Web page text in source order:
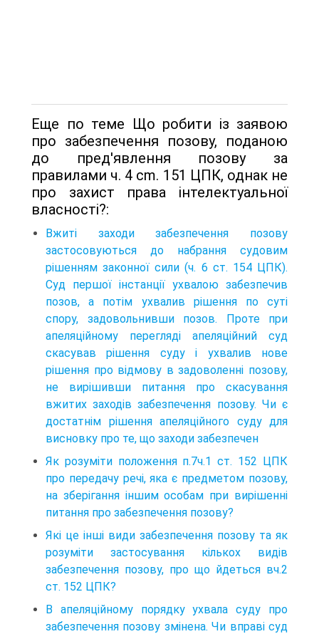
Еще по теме Що робити із заявою
про забезпечення позову, поданою
до пред'явлення позову за
правилами ч. 4 cm. 151 ЦПК, однак не
про захист права інтелектуальної
власності?:
Вжиті заходи забезпечення позову
застосовуються до набрання судовим
рішенням законної сили (ч. 6 ст. 154 ЦПК).
Суд першої інстанції ухвалою забезпечив
позов, а потім ухвалив рішення по суті
спору, задовольнивши позов. Проте при
апеляційному перегляді апеляційний суд
скасував рішення суду і ухвалив нове
рішення про відмову в задоволенні позову,
не вирішивши питання про скасування
вжитих заходів забезпечення позову. Чи є
достатнім рішення апеляційного суду для
висновку про те, що заходи забезпечен
Як розуміти положення п.7ч.1 ст. 152 ЦПК
про передачу речі, яка є предметом позову,
на зберігання іншим особам при вирішенні
питання про забезпечення позову?
Які це інші види забезпечення позову та як
розуміти застосування кількох видів
забезпечення позову, про що йдеться вч.2
ст. 152 ЦПК?
В апеляційному порядку ухвала суду про
забезпечення позову змінена. Чи вправі суд